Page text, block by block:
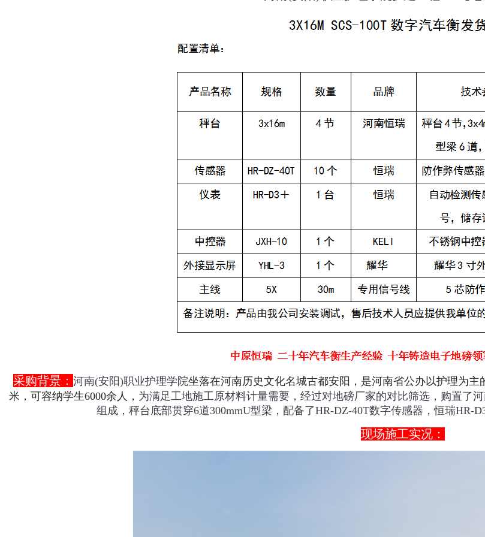
采购背景： 河南(安阳)职业护理学院坐落在河南历史文化名城古都安阳， 是河南省公办以护理为主
米，可容纳学生6000余人， 为满足工地施工原材料计量需要，经过对地磅厂家的对比筛选，购置了
组成，秤台底部贯穿6道300mmU型梁，配备了HR-DZ-40T数字传感器，恒瑞HR-
现场施工实况：